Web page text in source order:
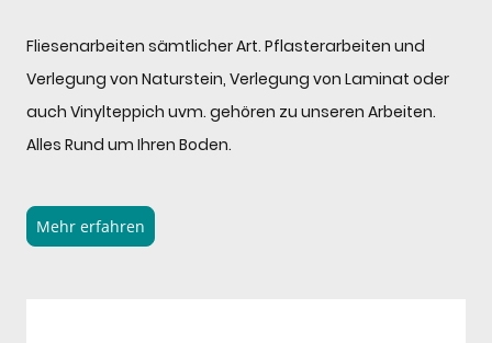
Fliesenarbeiten sämtlicher Art. Pflasterarbeiten und
Verlegung von Naturstein, Verlegung von Laminat oder
auch Vinylteppich uvm. gehören zu unseren Arbeiten.
Alles Rund um Ihren Boden.
Mehr erfahren